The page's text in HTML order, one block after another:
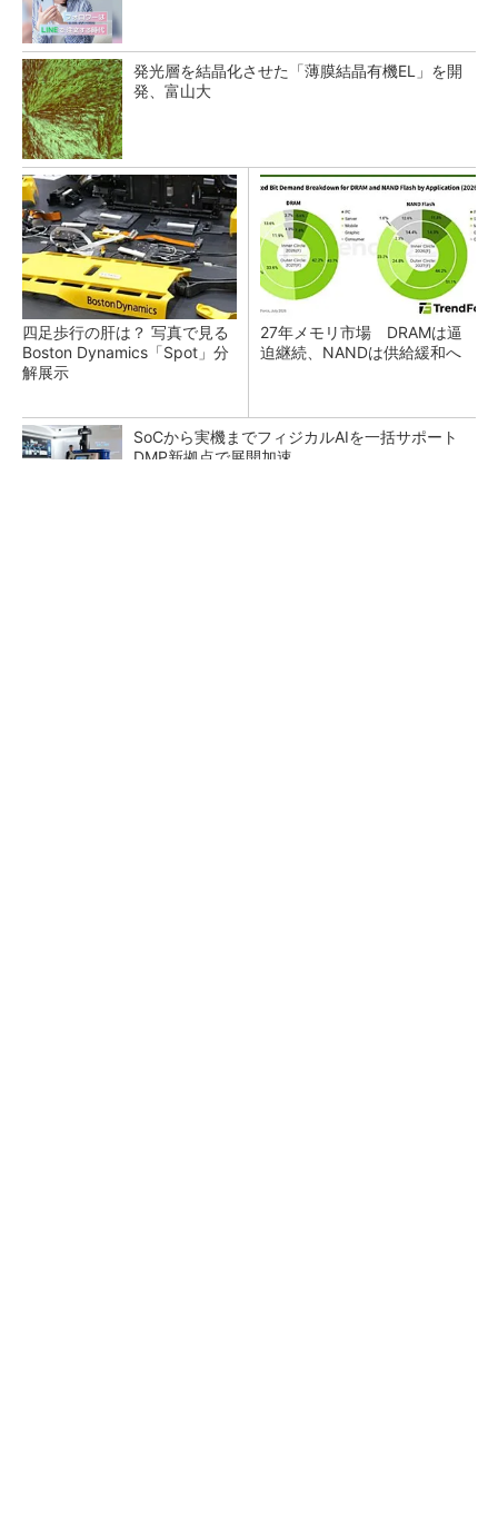
発光層を結晶化させた「薄膜結晶有機EL」を開
発、富山大
四足歩行の肝は？ 写真で見る
Boston Dynamics「Spot」分
解展示
27年メモリ市場 DRAMは逼
迫継続、NANDは供給緩和へ
SoCから実機までフィジカルAIを一括サポート
DMP新拠点で展開加速